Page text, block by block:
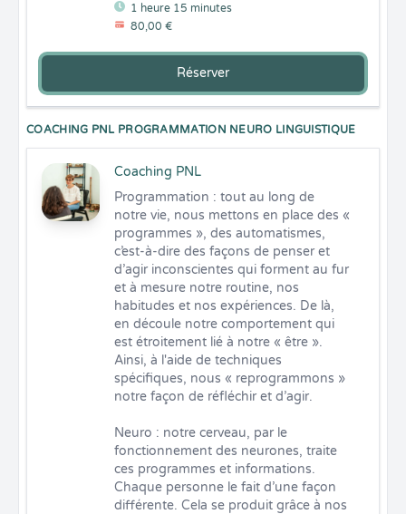
1 heure 15 minutes
80,00 €
Réserver
COACHING PNL PROGRAMMATION NEURO LINGUISTIQUE
Coaching PNL
Programmation : tout au long de
notre vie, nous mettons en place des «
programmes », des automatismes,
c’est-à-dire des façons de penser et
d’agir inconscientes qui forment au fur
et à mesure notre routine, nos
habitudes et nos expériences. De là,
en découle notre comportement qui
est étroitement lié à notre « être ».
Ainsi, à l'aide de techniques
spécifiques, nous « reprogrammons »
notre façon de réfléchir et d’agir.
Neuro : notre cerveau, par le
fonctionnement des neurones, traite
ces programmes et informations.
Chaque personne le fait d’une façon
différente. Cela se produit grâce à nos